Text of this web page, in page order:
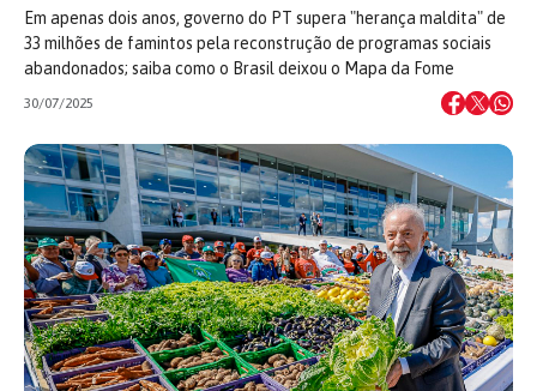
Em apenas dois anos, governo do PT supera "herança maldita" de
33 milhões de famintos pela reconstrução de programas sociais
abandonados; saiba como o Brasil deixou o Mapa da Fome
30/07/2025